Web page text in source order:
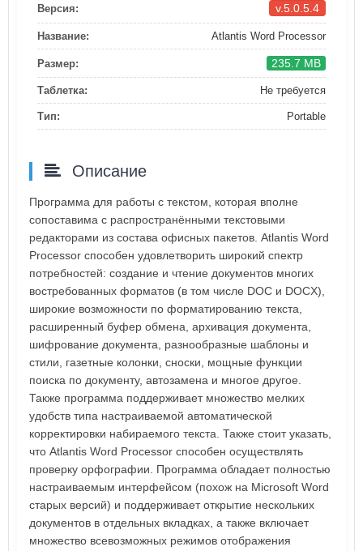
Версия: v.5.0.5.4
Название: Atlantis Word Processor
Размер: 235.7 MB
Таблетка: Не требуется
Тип: Portable
Описание
Программа для работы с текстом, которая вполне
сопоставима с распространёнными текстовыми
редакторами из состава офисных пакетов. Atlantis Word
Processor способен удовлетворить широкий спектр
потребностей: создание и чтение документов многих
востребованных форматов (в том числе DOC и DOCX),
широкие возможности по форматированию текста,
расширенный буфер обмена, архивация документа,
шифрование документа, разнообразные шаблоны и
стили, газетные колонки, сноски, мощные функции
поиска по документу, автозамена и многое другое.
Также программа поддерживает множество мелких
удобств типа настраиваемой автоматической
корректировки набираемого текста. Также стоит указать,
что Atlantis Word Processor способен осуществлять
проверку орфографии. Программа обладает полностью
настраиваемым интерфейсом (похож на Microsoft Word
старых версий) и поддерживает открытие нескольких
документов в отдельных вкладках, а также включает
множество всевозможных режимов отображения